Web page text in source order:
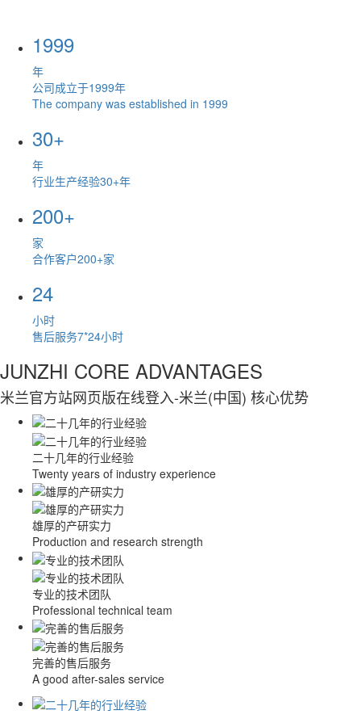
1999
年
公司成立于1999年
The company was established in 1999
30+
年
行业生产经验30+年
200+
家
合作客户200+家
24
小时
售后服务7*24小时
JUNZHI CORE ADVANTAGES
米兰官方站网页版在线登入-米兰(中国) 核心优势
二十几年的行业经验
Twenty years of industry experience
雄厚的产研实力
Production and research strength
专业的技术团队
Professional technical team
完善的售后服务
A good after-sales service